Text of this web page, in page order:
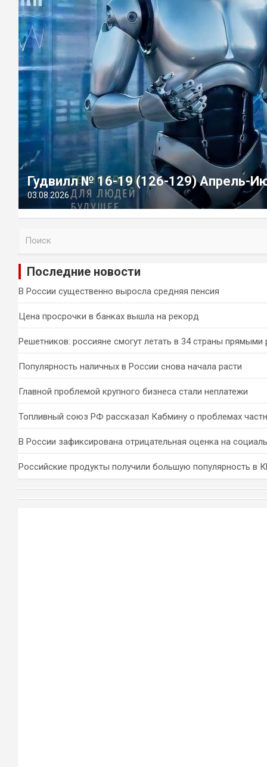
Гудвилл № 16-19 (126-129) Апрель-
03.08.2026
и
Последние новости
В России существенно выросла средняя пенсия
Цена просрочки в банках вышла на рекорд
Решетников: россияне смогут летать в 34 страны прямыми
Популярность наличных в России снова начала расти
Главной проблемой крупного бизнеса стали неплатежи
Топливный союз РФ рассказал Кабмину о проблемах
В России зафиксирована отрицательная оценка на
Российские продукты получили большую популярность в